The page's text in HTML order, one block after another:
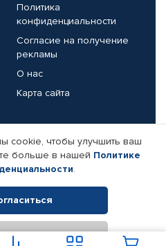
Политика
конфиденциальности
Согласие на получение
рекламы
О нас
Карта сайта
Реквизиты компании
Все права защищены.
cookie, чтобы улучшить ваш
больше в нашей Политике
.